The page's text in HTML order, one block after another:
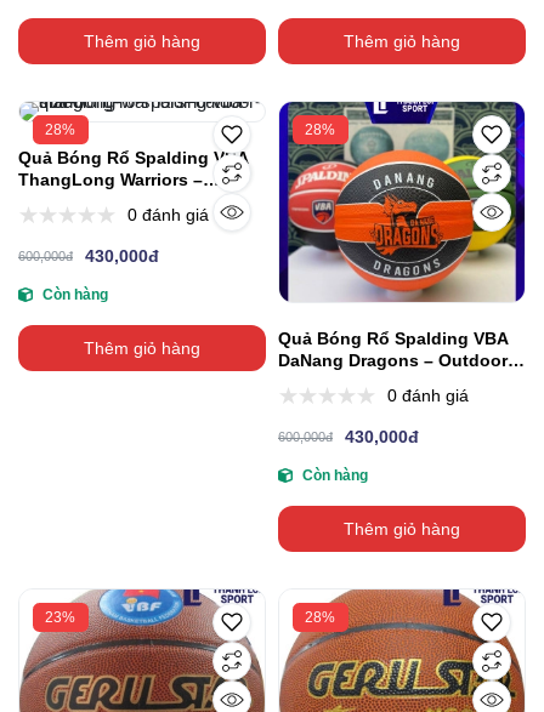
Thêm giỏ hàng Thêm giỏ hàng
28%
Quả Bóng Rổ Spalding VBA
ThangLong Warriors –
0 đánh giá
600,000đ 430,000đ
Còn hàng
Thêm giỏ hàng
28%
Quả Bóng Rổ Spalding VBA
DaNang Dragons – Outdoor
0 đánh giá
600,000đ 430,000đ
Còn hàng
Thêm giỏ hàng
23% 28%